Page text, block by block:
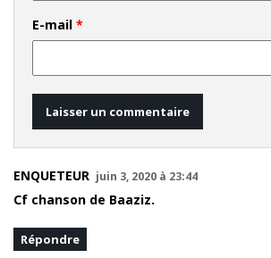
E-mail *
ENQUETEUR juin 3, 2020 à 23:44
Cf chanson de Baaziz.
Répondre